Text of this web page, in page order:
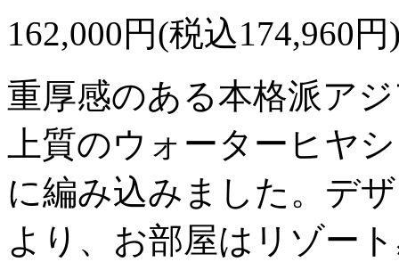
162,000円(税込174,960円
重厚感のある本格派ア
上質のウォーターヒヤ
に編み込みました。デ
より、お部屋はリゾー